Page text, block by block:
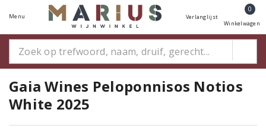
Menu Verlanglijst
0
Winkelwagen
Gaia Wines Peloponnisos Notios
White 2025